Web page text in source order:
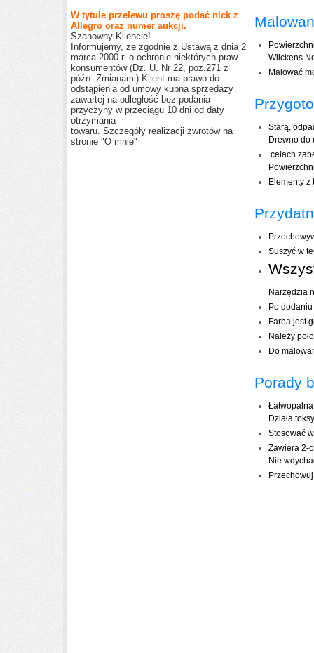
W tytule przelewu proszę podać nick z
Allegro oraz numer aukcji.
Szanowny Kliencie!
Informujemy, że zgodnie z Ustawą z dnia 2
marca 2000 r. o ochronie niektórych praw
konsumentów (Dz. U. Nr 22, poz.271 z
późn. Zmianami) Klient ma prawo do
odstąpienia od umowy kupna sprzedaży
zawartej na odległość bez podania
przyczyny w przeciągu 10 dni od daty
otrzymania
towaru. Szczegóły realizacji zwrotów na
stronie "O mnie"
Wilckens
Malować
Starą,
Drewno do
celach
Elementy z
Suszyć w
Narzędzia
Po
Farba jest
Należy
Do
Porady
Łatwopalna
Działa
Stosować
Zawiera 2-
Nie